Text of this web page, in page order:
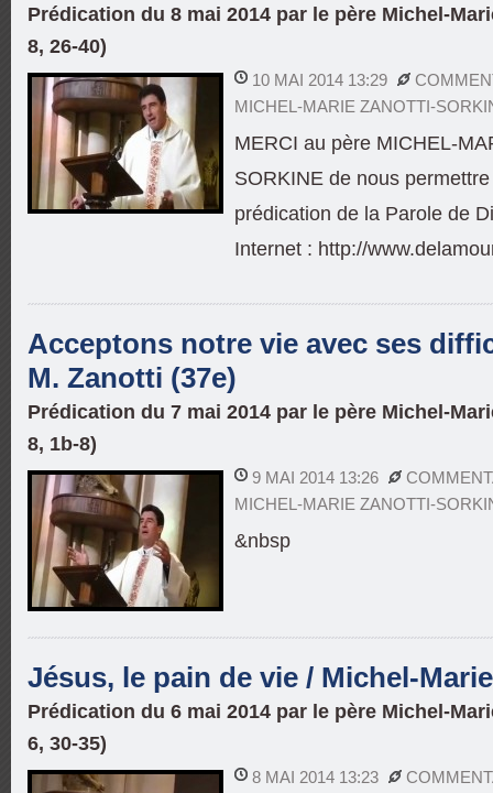
Prédication du 8 mai 2014 par le père Michel-
8, 26-40)
10 MAI 2014 13:29
MICHEL-MARIE ZANOTTI-
MERCI au père MICHEL-
SORKINE de nous
prédication de la Parole de
Internet : http://
Acceptons notre vie avec ses
M. Zanotti (37e)
Prédication du 7 mai 2014 par le père Michel-
8, 1b-8)
9 MAI 2014 13:26
MICHEL-MARIE ZANOTTI-
&nbsp
Jésus, le pain de vie / Michel-
Prédication du 6 mai 2014 par le père Michel-
6, 30-35)
8 MAI 2014 13:23